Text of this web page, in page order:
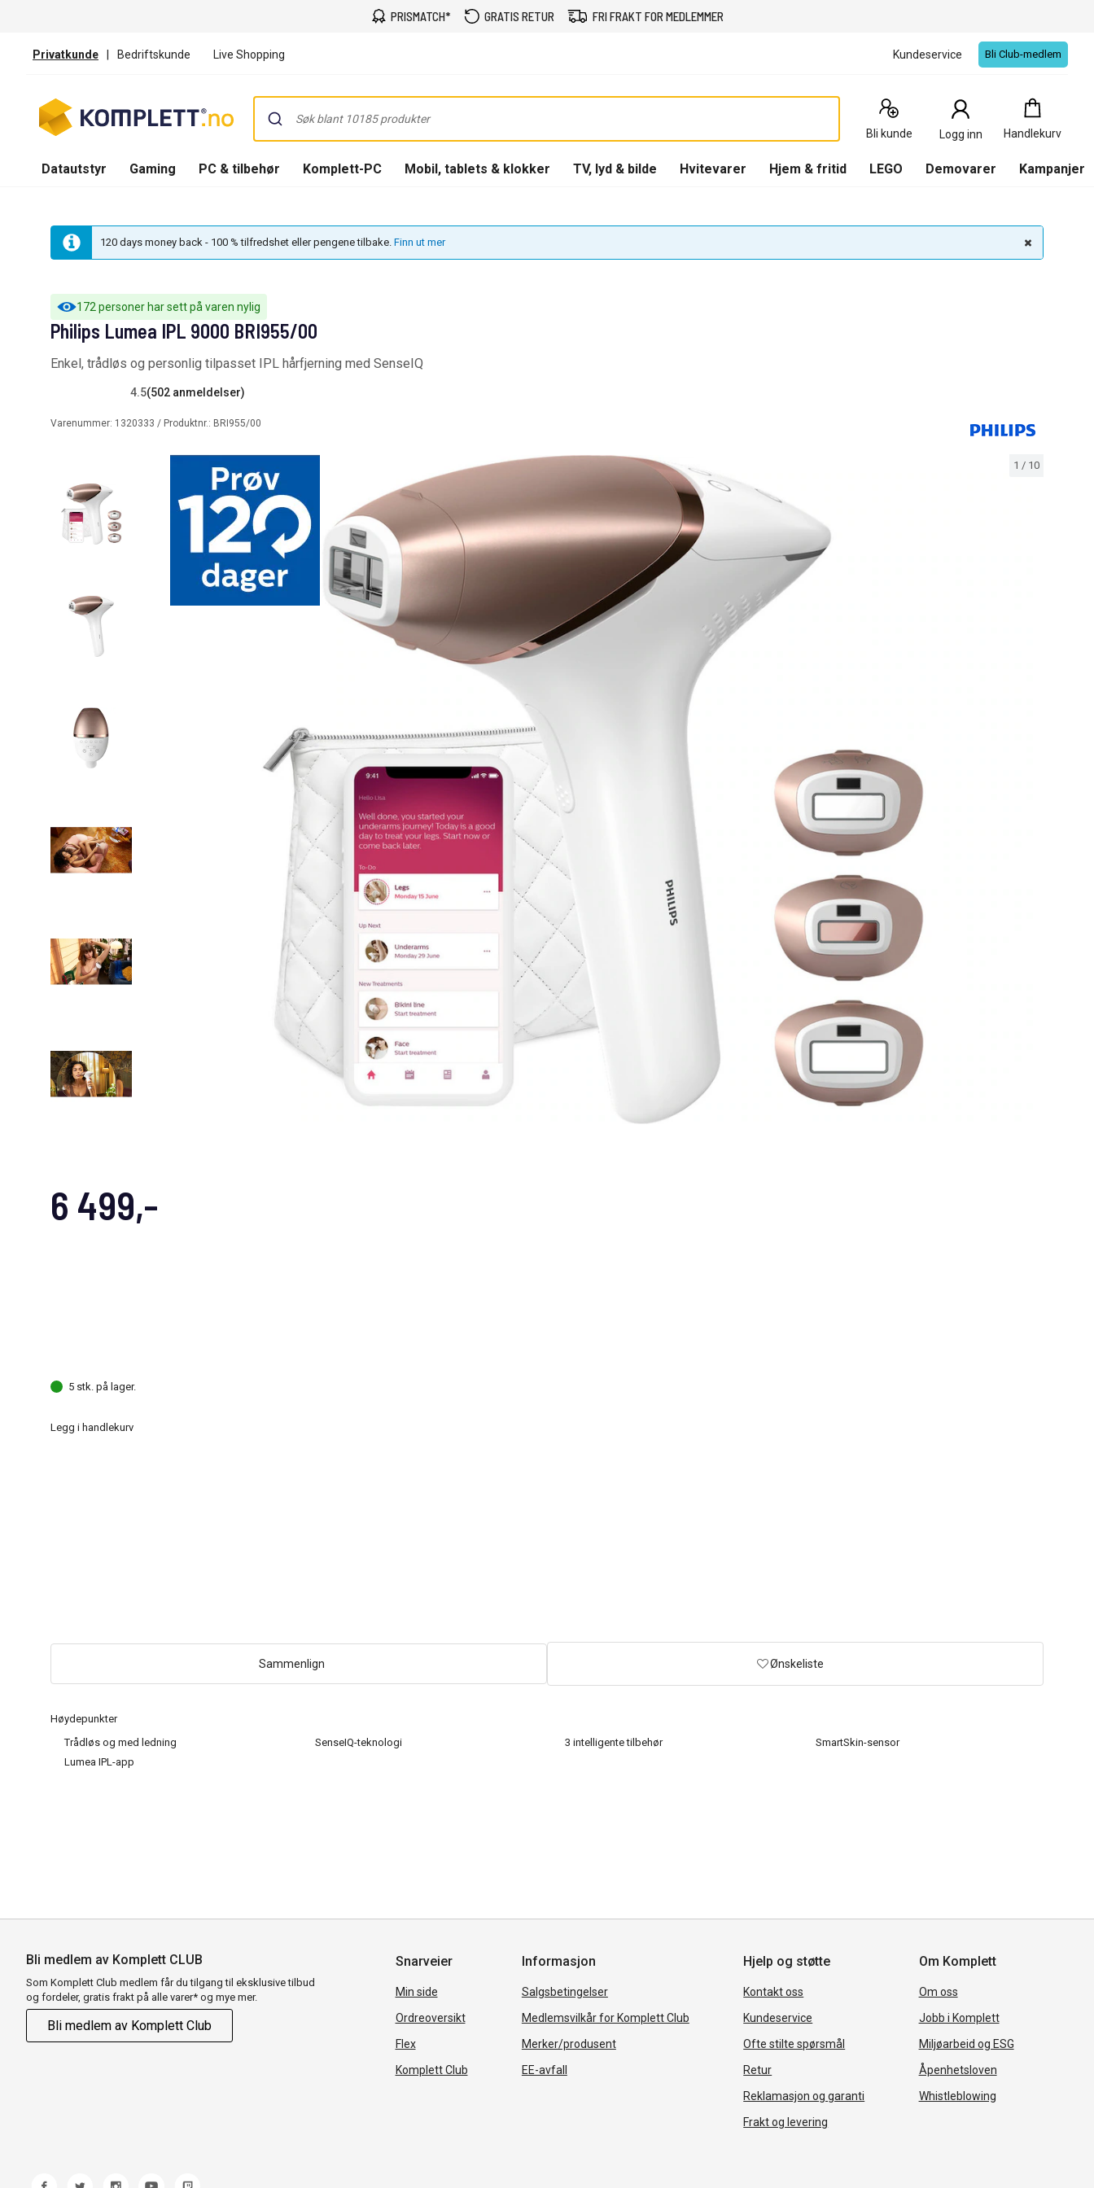
PRISMATCH* GRATIS RETUR FRI FRAKT FOR MEDLEMMER
Privatkunde | Bedriftskunde Live Shopping Kundeservice Bli Club-medlem
Bli kunde Logg inn Handlekurv
Handlekurv
0
Produkter
Datautstyr Gaming PC & tilbehør Komplett-PC Mobil, tablets & klokker TV, lyd & bilde Hvitevarer Hjem & fritid LEGO Demovarer Kampanjer
120 days money back - 100 % tilfredshet eller pengene tilbake. Finn ut mer
172 personer har sett på varen nylig
1 / 10
Høydepunkter
Trådløs og med ledning
SenseIQ-teknologi 3 intelligente tilbehør
SmartSkin-sensor
Lumea IPL-app
Philips Lumea IPL 9000 BRI955/00
Enkel, trådløs og personlig tilpasset IPL hårfjerning med SenseIQ
4.5(502 anmeldelser)
Varenummer: 1320333 / Produktnr.: BRI955/00
6 499,-
5 stk. på lager.
Legg i handlekurv
Sammenlign Ønskeliste
Bli medlem av Komplett CLUB
Som Komplett Club medlem får du tilgang til eksklusive tilbud
og fordeler, gratis frakt på alle varer* og mye mer.
Bli medlem av Komplett Club
Snarveier
Min side
Ordreoversikt
Flex
Komplett Club
Informasjon
Salgsbetingelser
Medlemsvilkår for Komplett Club
Merker/produsent
EE-avfall
Hjelp og støtte
Kontakt oss
Kundeservice
Ofte stilte spørsmål
Retur
Reklamasjon og garanti
Frakt og levering
Om Komplett
Om oss
Jobb i Komplett
Miljøarbeid og ESG
Åpenhetsloven
Whistleblowing